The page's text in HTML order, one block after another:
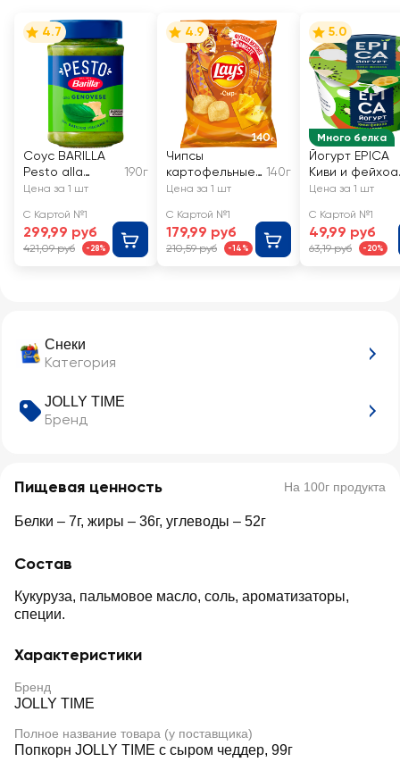
Снеки
Категория
JOLLY TIME
Бренд
Пищевая ценность На 100г продукта
Белки – 7г, жиры – 36г, углеводы – 52г
Состав
Кукуруза, пальмовое масло, соль, ароматизаторы,
специи.
Характеристики
Бренд
JOLLY TIME
Полное название товара (у поставщика)
Попкорн JOLLY TIME с сыром чеддер, 99г
4.7
Соус BARILLA
Pesto alla
Genovese, с
190г
Цена за 1 шт
С Картой №1
299,99 руб
421,09 руб -28%
4.9
Чипсы
картофельные
LAY'S Сыр
140г
Цена за 1 шт
С Картой №1
179,99 руб
210,59 руб -14%
Много белка
5.0
Йогурт EPICA
Киви и фейхоа
4,8%, без змж
Цена за 1 шт
С Картой №1
49,99 руб
63,19 руб -20%